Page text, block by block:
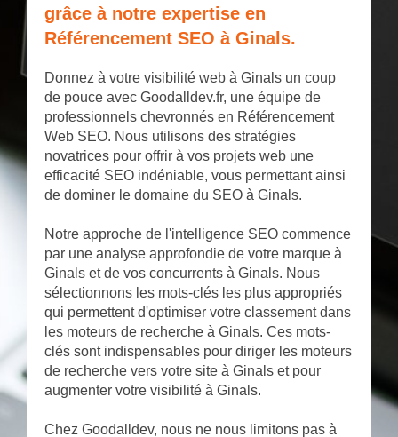
grâce à notre expertise en
Référencement SEO à Ginals.
Donnez à votre visibilité web à Ginals un coup
de pouce avec Goodalldev.fr, une équipe de
professionnels chevronnés en Référencement
Web SEO. Nous utilisons des stratégies
novatrices pour offrir à vos projets web une
efficacité SEO indéniable, vous permettant ainsi
de dominer le domaine du SEO à Ginals.
Notre approche de l'intelligence SEO commence
par une analyse approfondie de votre marque à
Ginals et de vos concurrents à Ginals. Nous
sélectionnons les mots-clés les plus appropriés
qui permettent d'optimiser votre classement dans
les moteurs de recherche à Ginals. Ces mots-
clés sont indispensables pour diriger les moteurs
de recherche vers votre site à Ginals et pour
augmenter votre visibilité à Ginals.
Chez Goodalldev, nous ne nous limitons pas à